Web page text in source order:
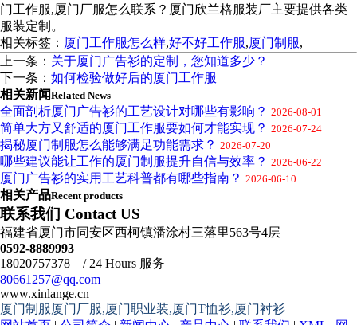
门工作服,厦门厂服怎么联系？厦门欣兰格服装厂主要提供各类
服装定制。
相关标签： 厦门工作服怎么样,好不好工作服,厦门制服,
上一条： 关于厦门广告衫的定制，您知道多少？
下一条： 如何检验做好后的厦门工作服
相关新闻Related News
全面剖析厦门广告衫的工艺设计对哪些有影响？ 2026-08-01
简单大方又舒适的厦门工作服要如何才能实现？ 2026-07-24
揭秘厦门制服怎么能够满足功能需求？ 2026-07-20
哪些建议能让工作的厦门制服提升自信与效率？ 2026-06-22
厦门广告衫的实用工艺科普都有哪些指南？ 2026-06-10
相关产品Recent products
联系我们 Contact US
福建省厦门市同安区西柯镇潘涂村三落里563号4层
0592-8889993
18020757378 / 24 Hours 服务
80661257@qq.com
www.xinlange.cn
厦门制服厦门厂服,厦门职业装,厦门T恤衫,厦门衬衫